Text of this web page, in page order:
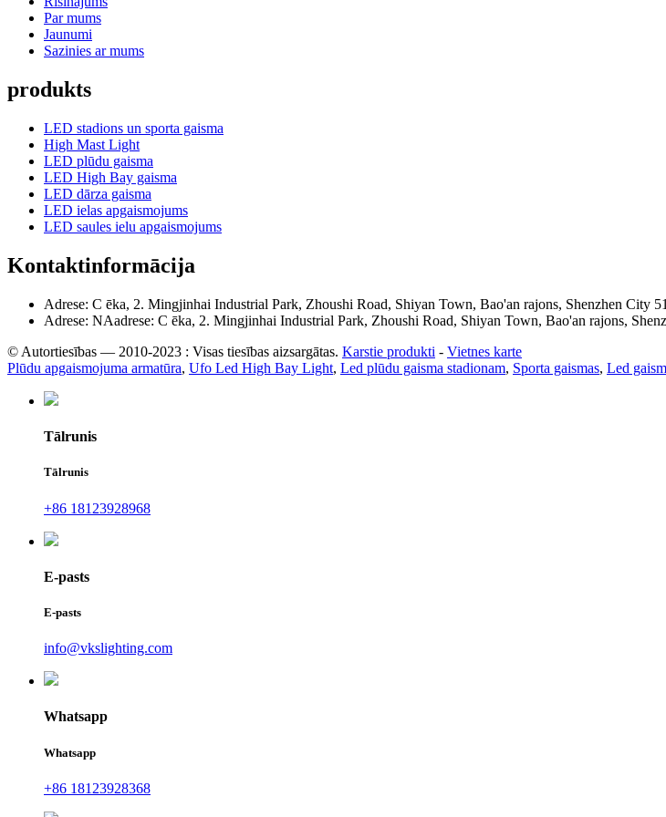
Par mums
Jaunumi
Sazinies ar mums
produkts
LED stadions un sporta gaisma
High Mast Light
LED plūdu gaisma
LED High Bay gaisma
LED dārza gaisma
LED ielas apgaismojums
LED saules ielu apgaismojums
Kontaktinformācija
Adrese: C ēka, 2. Mingjinhai Industrial Park, Zhoushi Road, Shiyan Town, Bao'an rajons, Shenzhen City
Adrese: NAadrese: C ēka, 2. Mingjinhai Industrial Park, Zhoushi Road, Shiyan Town, Bao'an rajons,
© Autortiesības — 2010-2023 : Visas tiesības aizsargātas. Karstie produkti - Vietnes karte
Plūdu apgaismojuma armatūra, Ufo Led High Bay Light, Led plūdu gaisma stadionam, Sporta gaismas, Led
Tālrunis
Tālrunis
+86 18123928968
E-pasts
E-pasts
info@vkslighting.com
Whatsapp
Whatsapp
+86 18123928368